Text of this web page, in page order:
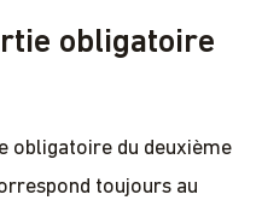
obligatoire
obligatoire du deuxième
toujours au